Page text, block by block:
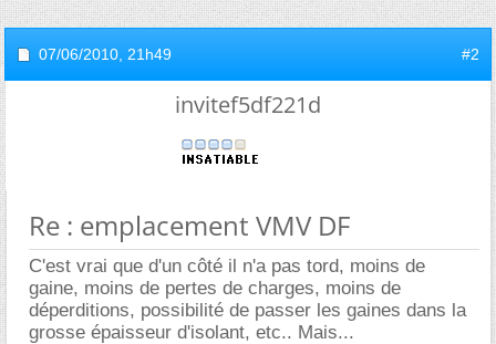
07/06/2010, 21h49 #2
invitef5df221d
Re : emplacement VMV DF
C'est vrai que d'un côté il n'a pas tord, moins de
gaine, moins de pertes de charges, moins de
déperditions, possibilité de passer les gaines dans la
grosse épaisseur d'isolant, etc.. Mais...